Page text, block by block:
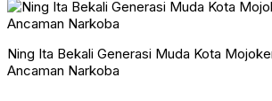
Ning Ita Bekali Generasi Muda Kota
Ancaman Narkoba